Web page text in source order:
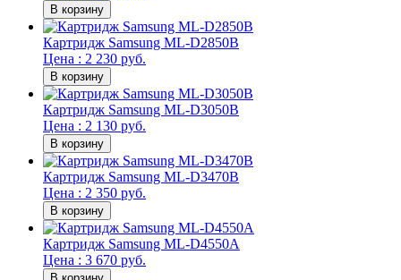
Картридж Samsung ML-D2850B
Цена : 2 230 руб.
Картридж Samsung ML-D3050B
Цена : 2 130 руб.
Картридж Samsung ML-D3470B
Цена : 2 350 руб.
Картридж Samsung ML-D4550A
Цена : 3 670 руб.